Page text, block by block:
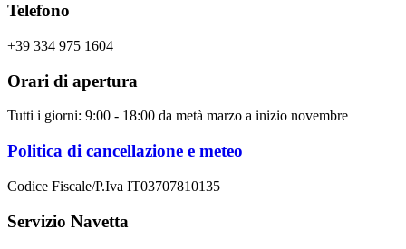
Telefono
+39 334 975 1604
Orari di apertura
Tutti i giorni: 9:00 - 18:00 da metà marzo a inizio novembre
Politica di cancellazione e meteo
Codice Fiscale/P.Iva IT03707810135
Servizio Navetta